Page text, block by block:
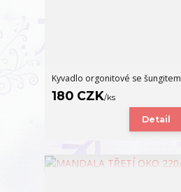
Kyvadlo orgonitové se šungitem
180 CZK/ks
Detail